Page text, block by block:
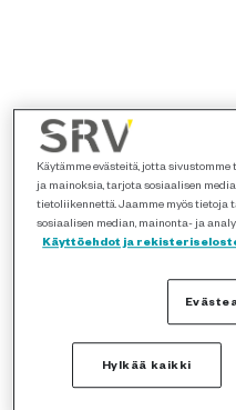
Käytämme evästeitä, jotta
ja mainoksia, tarjota sosiaalisen
tietoliikennettä. Jaamme myös tietoja
sosiaalisen median, mainonta- ja
Käyttöehdot ja
Hylkää kaikki